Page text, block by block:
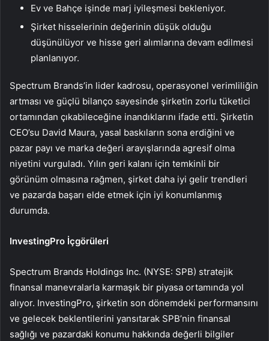
Ev ve Bahçe işinde marj iyileşmesi bekleniyor.
Şirket hisselerinin değerinin düşük olduğu
düşünülüyor ve hisse geri alımlarına devam edilmesi
planlanıyor.
Spectrum Brands’in lider kadrosu, operasyonel verimliliğin
artması ve güçlü bilanço sayesinde şirketin zorlu tüketici
ortamından çıkabileceğine inandıklarını ifade etti. Şirketin
CEO’su David Maura, yasal baskıların sona erdiğini ve
pazar payı ve marka değeri arayışlarında agresif olma
niyetini vurguladı. Yılın geri kalanı için temkinli bir
görünüm olmasına rağmen, şirket daha iyi gelir trendleri
ve pazarda başarı elde etmek için iyi konumlanmış
durumda.
InvestingPro İçgörüleri
Spectrum Brands Holdings Inc. (NYSE: SPB) stratejik
finansal manevralarla karmaşık bir piyasa ortamında yol
alıyor. InvestingPro, şirketin son dönemdeki performansını
ve gelecek beklentilerini yansıtarak SPB’nin finansal
sağlığı ve pazardaki konumu hakkında değerli bilgiler